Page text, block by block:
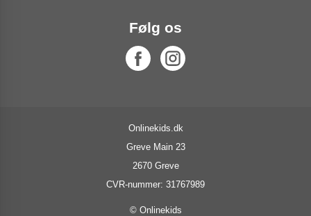
Følg os
Onlinekids.dk
Greve Main 23
2670 Greve
CVR-nummer: 31767989
© Onlinekids